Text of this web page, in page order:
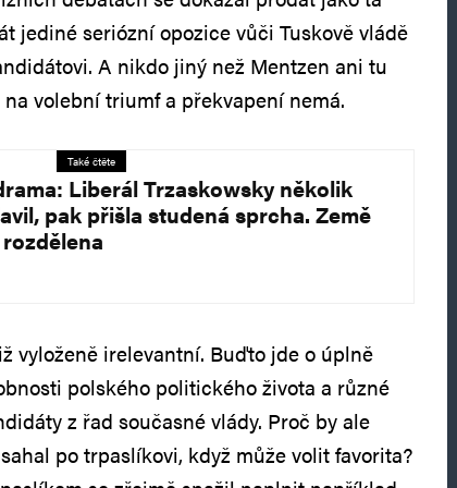
jediné seriózní opozice vůči Tuskově vládě
A nikdo jiný než Mentzen ani tu
volební triumf a překvapení nemá.
Také čtěte
Liberál Trzaskowsky několik
pak přišla studená sprcha. Země
vyloženě irelevantní. Buďto jde o úplně
polského politického života a různé
z řad současné vlády. Proč by ale
po trpaslíkovi, když může volit favorita?